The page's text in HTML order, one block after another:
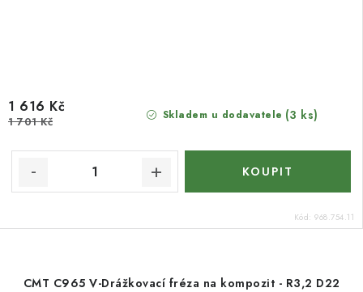
Skladem u dodavatele (3 ks)
1 616 Kč
1 701 Kč
Kód: 968.754.11
CMT C965 V-Drážkovací fréza na kompozit - R3,2 D22